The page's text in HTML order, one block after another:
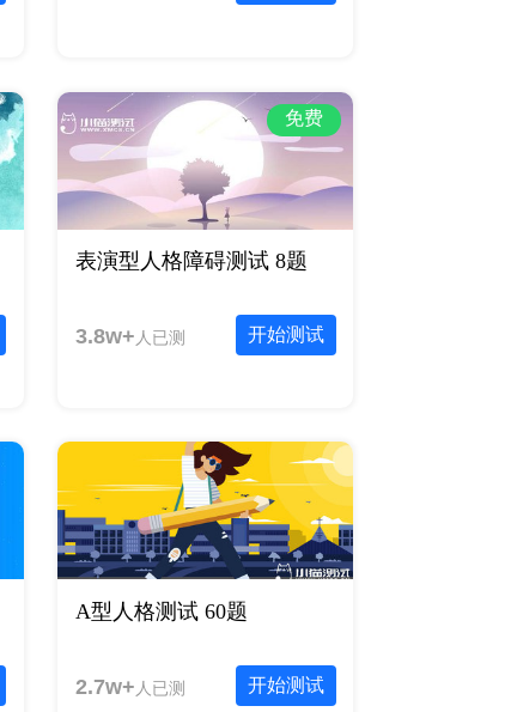
免费
表演型人格障碍测试 8题
开始测试
3.8w+ 人已测
A型人格测试 60题
开始测试
2.7w+ 人已测